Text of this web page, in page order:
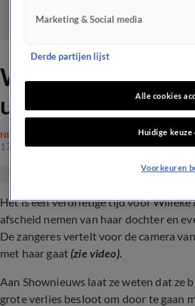
Willeke Alberti
uit over groot
NIEUWS
17 jan 2024, 22:44
Het is een verdrietige tijd voor Willeke
afscheid nemen van haar dochter en
De zangeres vertelt voor de camera
met haar gaat(zie video).
Aan Shownieuws laat ze weten dat ze
grote verlies besloot om door te gaan
Marketing & Social media
Derde partijen lijst
Alle cookies
Huidige keuze
Voorkeuren